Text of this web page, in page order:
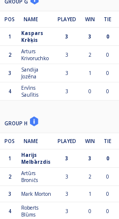
GROUP G
POS NAME PLAYED WIN TIE
1
Kaspars
Krēķis
3 3 0
2
Arturs
Krivoruchko
3 2 0
3
Sandija
Jozēna
3 1 0
4
Ervīns
Saulītis
3 0 0
GROUP H
POS NAME PLAYED WIN TIE
1
Harijs
Melbārzdis
3 3 0
2
Artūrs
Broničs
3 2 0
3 Mark Morton 3 1 0
4
Roberts
Blūms
3 0 0